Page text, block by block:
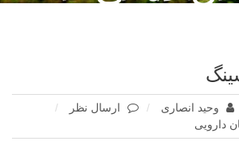
وحید انصاری ارسال نظر
برای
جینسینگ
دارویی